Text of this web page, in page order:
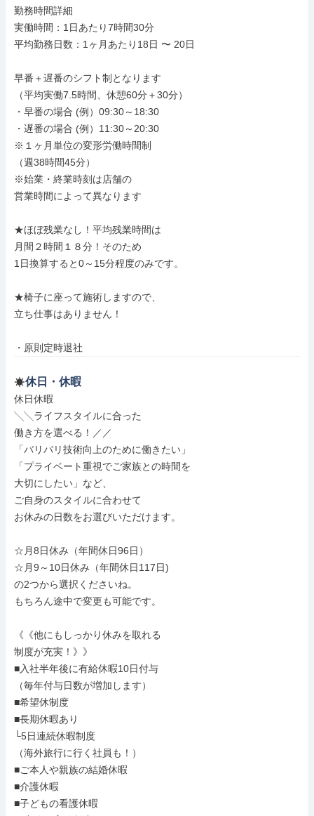
勤務時間詳細
実働時間：1日あたり7時間30分
平均勤務日数：1ヶ月あたり18日 〜 20日
早番＋遅番のシフト制となります
（平均実働7.5時間、休憩60分＋30分）
・早番の場合 (例）09:30～18:30
・遅番の場合 (例）11:30～20:30
※１ヶ月単位の変形労働時間制
（週38時間45分）
※始業・終業時刻は店舗の
営業時間によって異なります
★ほぼ残業なし！平均残業時間は
月間２時間１８分！そのため
1日換算すると0～15分程度のみです。
★椅子に座って施術しますので、
立ち仕事はありません！
・原則定時退社
休日・休暇
休日休暇
╲╲ライフスタイルに合った
働き方を選べる！／／
「バリバリ技術向上のために働きたい」
「プライベート重視でご家族との時間を
大切にしたい」など、
ご自身のスタイルに合わせて
お休みの日数をお選びいただけます。
☆月8日休み（年間休日96日）
☆月9～10日休み（年間休日117日)
の2つから選択くださいね。
もちろん途中で変更も可能です。
《《他にもしっかり休みを取れる
制度が充実！》》
■入社半年後に有給休暇10日付与
（毎年付与日数が増加します）
■希望休制度
■長期休暇あり
└5日連続休暇制度
（海外旅行に行く社員も！）
■ご本人や親族の結婚休暇
■介護休暇
■子どもの看護休暇